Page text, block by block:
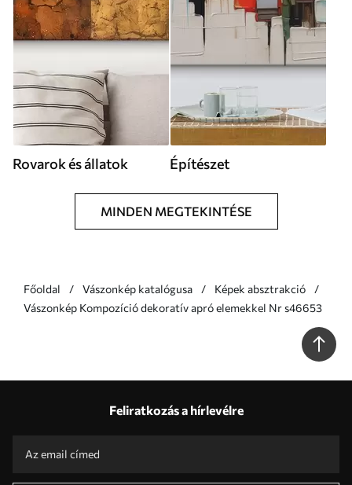
Rovarok és állatok Építészet
MINDEN MEGTEKINTÉSE
Főoldal Vászonkép katalógusa
Képek absztrakció
Vászonkép Kompozíció dekoratív apró elemekkel Nr s46653
Feliratkozás a hírlevélre